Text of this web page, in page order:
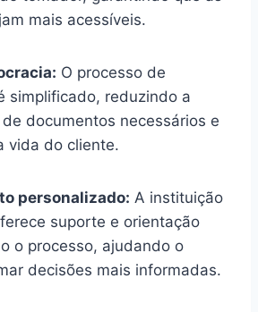
mais acessíveis.
O processo de
simplificado, reduzindo a
documentos necessários e
vida do cliente.
personalizado: A instituição
suporte e orientação
o processo, ajudando o
decisões mais informadas.